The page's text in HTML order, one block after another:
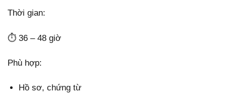
Thời gian:
⏱ 36 – 48 giờ
Phù hợp:
Hồ sơ, chứng từ